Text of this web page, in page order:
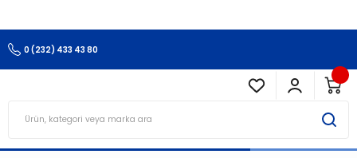
0 (232) 433 43 80